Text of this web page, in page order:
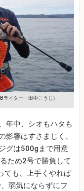
ライター・田中こうじ）
年中、シオもハタも
影響はすさまじく、
グは500gまで用意
ため2号で勝負して
ても、上手くやれば
弱気にならずにフ